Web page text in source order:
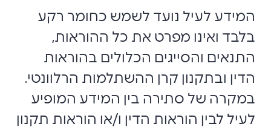
המידע לעיל נועד לשמש כחומר רקע
בלבד ואינו מפרט את כל ההוראות,
התנאים והסייגים הכלולים בהוראות
הדין ובתקנון קרן ההשתלמות הרלוונטי.
במקרה של סתירה בין המידע המופיע
לעיל לבין הוראות הדין ו/או הוראות תקנון